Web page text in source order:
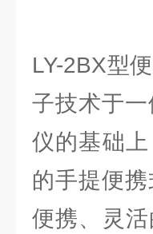
LY-2BX型
子技术于
仪的基础
的手提便
便携、灵